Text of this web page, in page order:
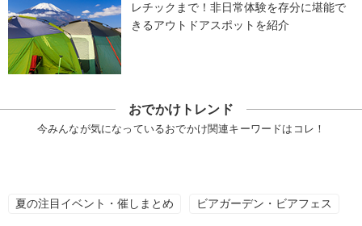
レチックまで！非日常体験を存分に堪能で
きるアウトドアスポットを紹介
おでかけトレンド
今みんなが気になっているおでかけ関連キーワードはコレ！
夏の注目イベント・催しまとめ ビアガーデン・ビアフェス